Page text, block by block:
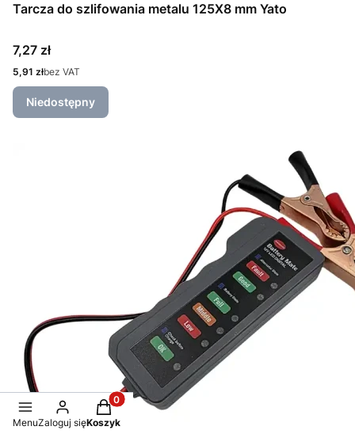
Tarcza do szlifowania metalu 125X8 mm Yato
Cena
7,27 zł
Cena
5,91 złbez VAT
Niedostępny
MenuZaloguj się
Produkty w koszyku: 0. Zobacz szczegóły
Koszyk